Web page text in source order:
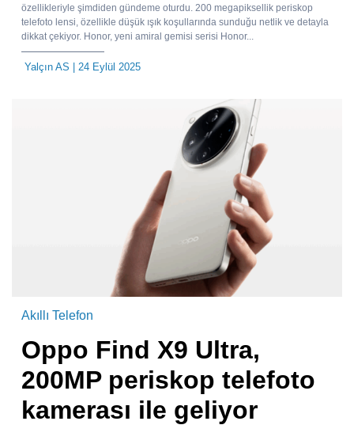
özellikleriyle şimdiden gündeme oturdu. 200 megapiksellik periskop
telefoto lensi, özellikle düşük ışık koşullarında sunduğu netlik ve detayla
dikkat çekiyor. Honor, yeni amiral gemisi serisi Honor...
Yalçın AS | 24 Eylül 2025
Akıllı Telefon
Oppo Find X9 Ultra,
200MP periskop telefoto
kamerası ile geliyor